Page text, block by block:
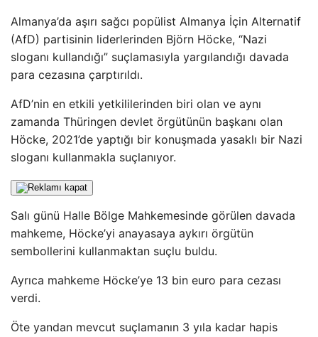
Almanya’da aşırı sağcı popülist Almanya İçin Alternatif
(AfD) partisinin liderlerinden Björn Höcke, “Nazi
sloganı kullandığı” suçlamasıyla yargılandığı davada
para cezasına çarptırıldı.
AfD’nin en etkili yetkililerinden biri olan ve aynı
zamanda Thüringen devlet örgütünün başkanı olan
Höcke, 2021’de yaptığı bir konuşmada yasaklı bir Nazi
sloganı kullanmakla suçlanıyor.
Salı günü Halle Bölge Mahkemesinde görülen davada
mahkeme, Höcke’yi anayasaya aykırı örgütün
sembollerini kullanmaktan suçlu buldu.
Ayrıca mahkeme Höcke’ye 13 bin euro para cezası
verdi.
Öte yandan mevcut suçlamanın 3 yıla kadar hapis